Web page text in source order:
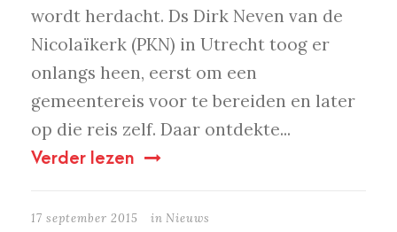
wordt herdacht. Ds Dirk Neven van de
Nicolaïkerk (PKN) in Utrecht toog er
onlangs heen, eerst om een
gemeentereis voor te bereiden en later
op die reis zelf. Daar ontdekte...
Verder lezen
17 september 2015 in Nieuws